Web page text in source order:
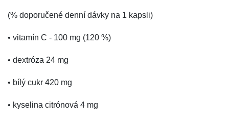
(% doporučené denní dávky na 1 kapsli)
• vitamín C - 100 mg (120 %)
• dextróza 24 mg
• bílý cukr 420 mg
• kyselina citrónová 4 mg